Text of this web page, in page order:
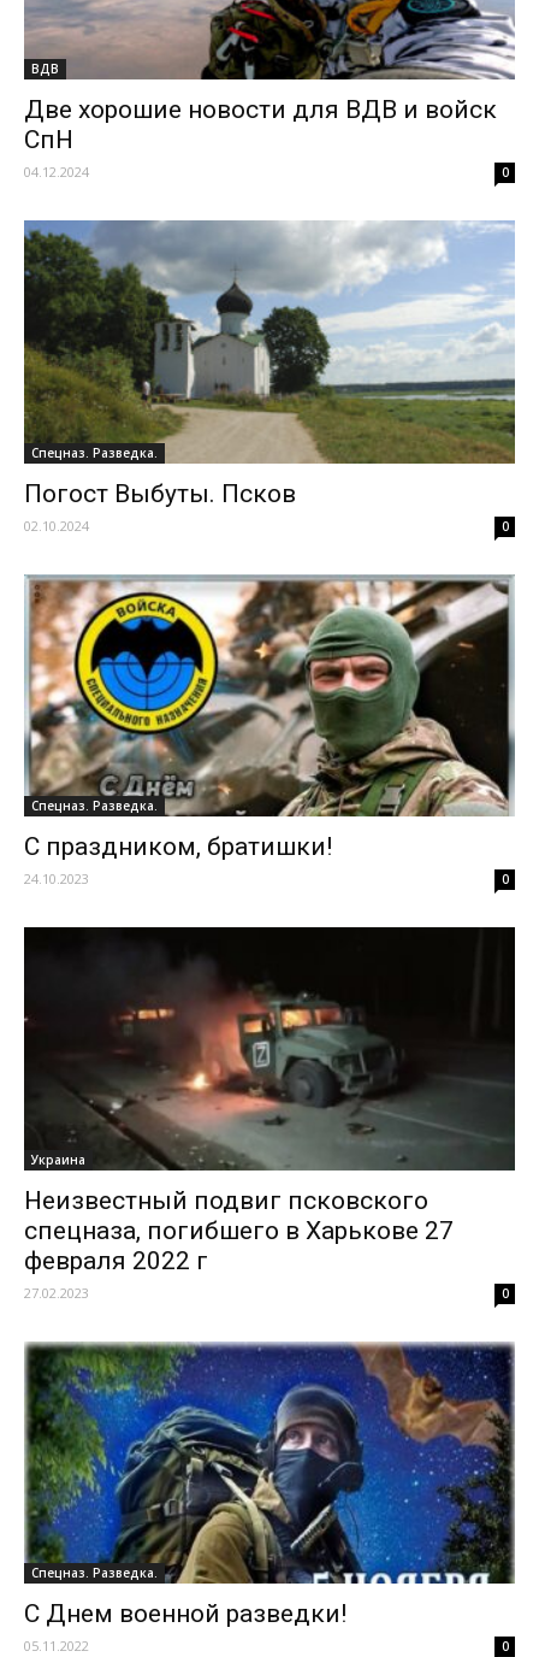
ВДВ
Две хорошие новости для ВДВ и войск
СпН
04.12.2024 0
Спецназ. Разведка.
Погост Выбуты. Псков
02.10.2024 0
Спецназ. Разведка.
С праздником, братишки!
24.10.2023 0
Украина
Неизвестный подвиг псковского
спецназа, погибшего в Харькове 27
февраля 2022 г
27.02.2023 0
Спецназ. Разведка.
С Днем военной разведки!
05.11.2022 0